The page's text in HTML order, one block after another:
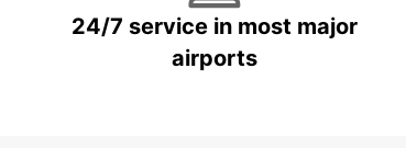
24/7 service in most major
airports